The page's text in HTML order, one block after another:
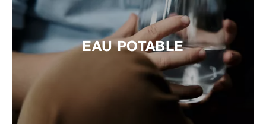
EAU POTABLE